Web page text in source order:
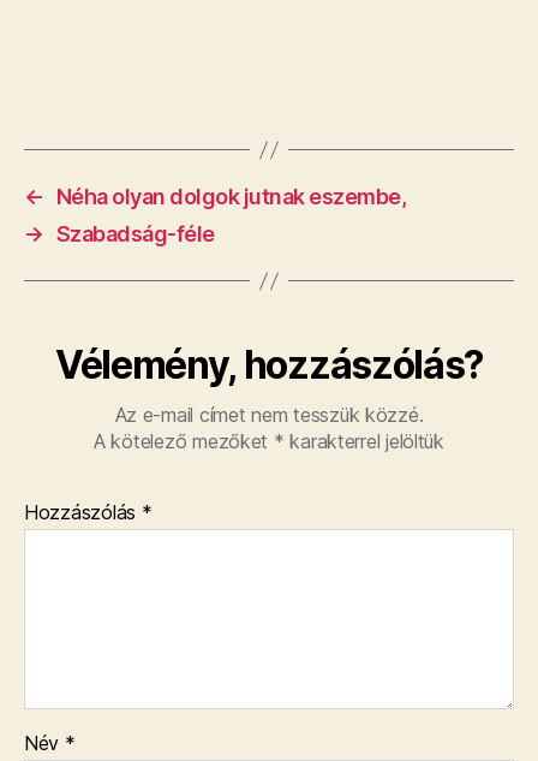
←
Néha olyan dolgok jutnak eszembe,
→ Szabadság-féle
Vélemény, hozzászólás?
Az e-mail címet nem tesszük közzé.
A kötelező mezőket * karakterrel jelöltük
Hozzászólás *
Név *